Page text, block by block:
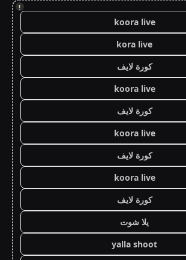
!
koora live
kora live
كورة لايف
koora live
كورة لايف
koora live
كورة لايف
koora live
كورة لايف
يلا شوت
yalla shoot